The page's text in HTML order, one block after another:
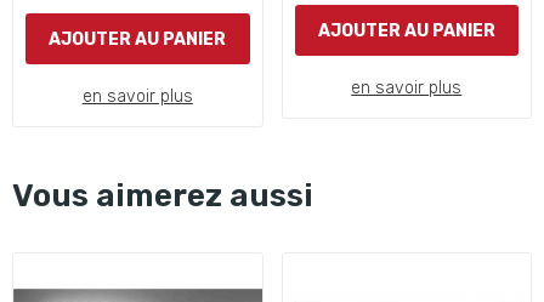
AJOUTER AU PANIER
en savoir plus
AJOUTER AU PANIER
en savoir plus
Vous aimerez aussi